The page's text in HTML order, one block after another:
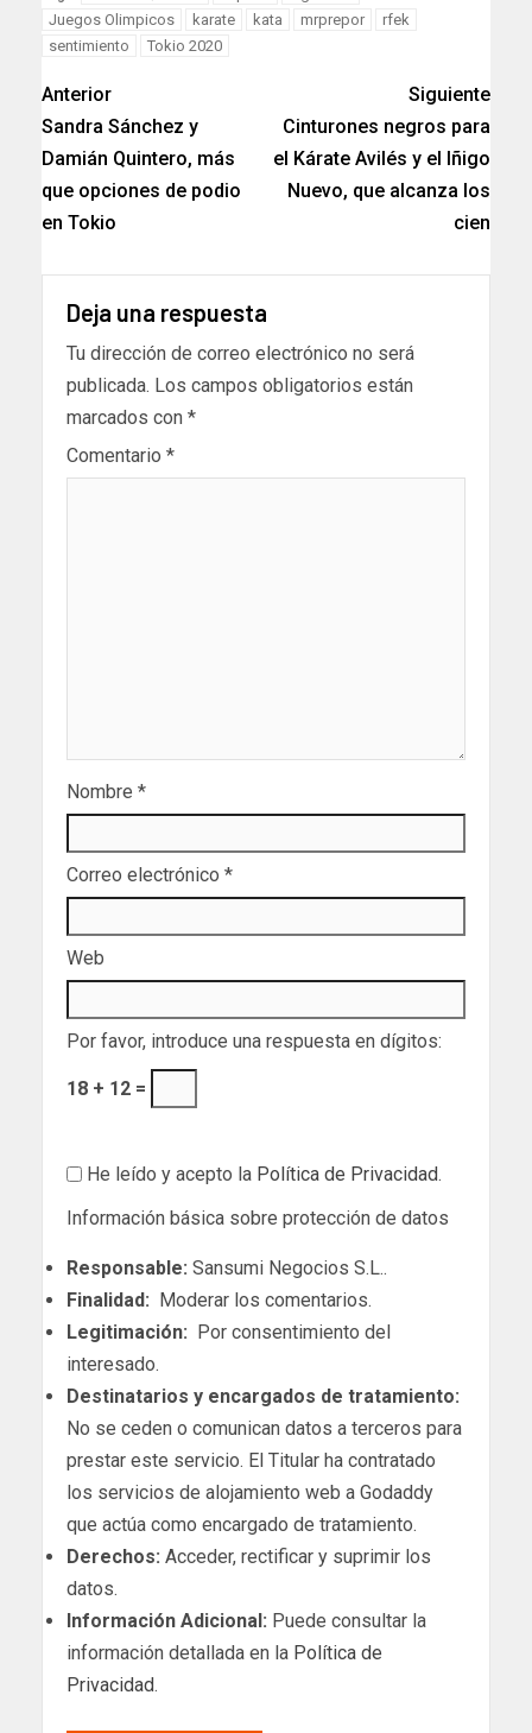
Juegos Olimpicos
karate kata mrprepor
rfek
sentimiento
Tokio 2020
Anterior
Sandra Sánchez y
Damián Quintero, más
que opciones de podio
en Tokio
Siguiente
Cinturones negros para
el Kárate Avilés y el Iñigo
Nuevo, que alcanza los
cien
Deja una respuesta
Tu dirección de correo electrónico no será
publicada. Los campos obligatorios están
marcados con *
Comentario *
Nombre *
Correo electrónico *
Web
Por favor, introduce una respuesta en dígitos:
18 + 12 =
He leído y acepto la Política de Privacidad.
Información básica sobre protección de datos
Responsable: Sansumi Negocios S.L..
Finalidad: Moderar los comentarios.
Legitimación: Por consentimiento del
interesado.
Destinatarios y encargados de tratamiento:
No se ceden o comunican datos a terceros para
prestar este servicio. El Titular ha contratado
los servicios de alojamiento web a Godaddy
que actúa como encargado de tratamiento.
Derechos: Acceder, rectificar y suprimir los
datos.
Información Adicional: Puede consultar la
información detallada en la Política de
Privacidad.